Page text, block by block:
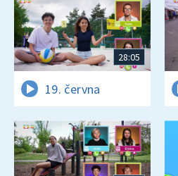
28:05
19. června